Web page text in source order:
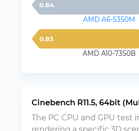
0.84
AMD A6-5350M
0.83
AMD A10-7350B
Cinebench R11.5, 64bit
The PC CPU and GPU test